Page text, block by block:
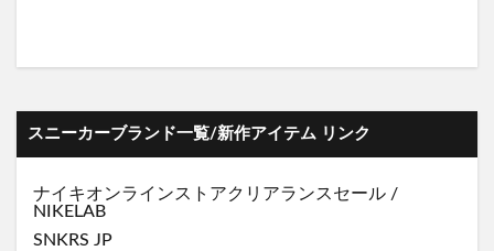
スニーカーブランド一覧/新作アイテム リンク
ナイキオンラインストアクリアランスセール /
NIKELAB
SNKRS JP